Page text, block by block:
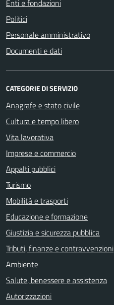
Enti e fondazioni
Politici
Personale amministrativo
Documenti e dati
CATEGORIE DI SERVIZIO
Anagrafe e stato civile
Cultura e tempo libero
Vita lavorativa
Imprese e commercio
Appalti pubblici
Turismo
Mobilità e trasporti
Educazione e formazione
Giustizia e sicurezza pubblica
Tributi, finanze e contravvenzioni
Ambiente
Salute, benessere e assistenza
Autorizzazioni